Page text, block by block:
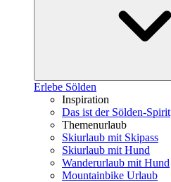
Erlebe Sölden
Inspiration
Das ist der Sölden-Spirit
Themenurlaub
Skiurlaub mit Skipass
Skiurlaub mit Hund
Wanderurlaub mit Hund
Mountainbike Urlaub